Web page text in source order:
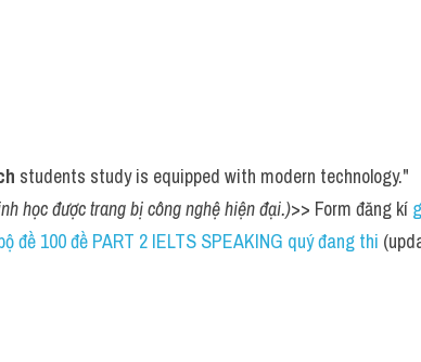
students study is equipped with modern technology."
học được trang bị công nghệ hiện đại.)>> Form đăng kí
đề 100 đề PART 2 IELTS SPEAKING quý đang thi